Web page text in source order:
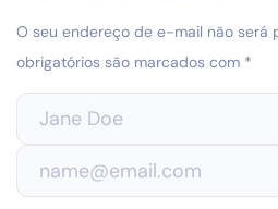
O seu endereço de e-mail não será
obrigatórios são marcados com *